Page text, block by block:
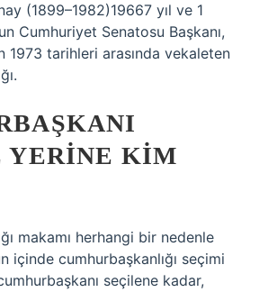
(1899–1982)19667 yıl ve 1
Cumhuriyet Senatosu Başkanı,
1973 tarihleri ​​arasında vekaleten
YERINE KIM
makamı herhangi bir nedenle
içinde cumhurbaşkanlığı seçimi
seçilene kadar,